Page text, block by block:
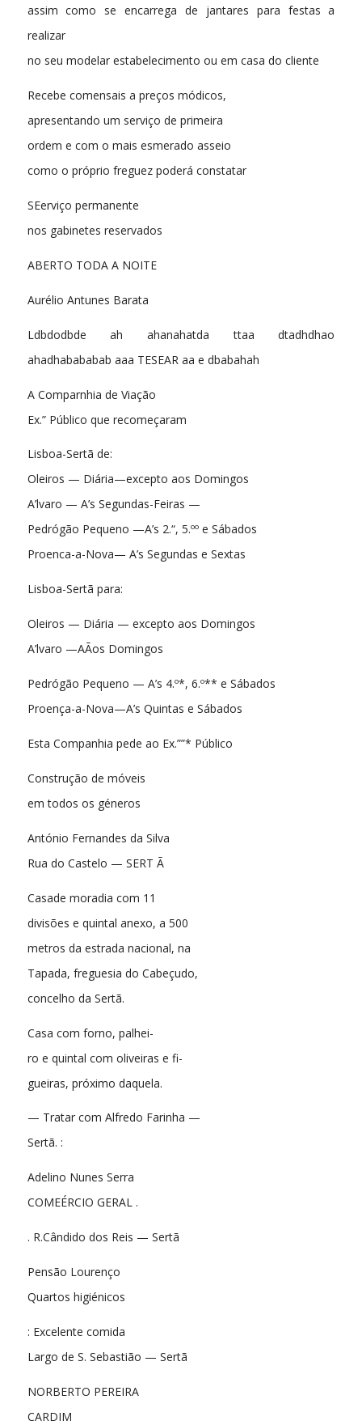
assim como se encarrega de jantares para festas a
realizar
no seu modelar estabelecimento ou em casa do cliente
Recebe comensais a preços módicos,
apresentando um serviço de primeira
ordem e com o mais esmerado asseio
como o próprio freguez poderá constatar
SEerviço permanente
nos gabinetes reservados
ABERTO TODA A NOITE
Aurélio Antunes Barata
Ldbdodbde ah ahanahatda ttaa dtadhdhao
ahadhabababab aaa TESEAR aa e dbabahah
A Comparnhia de Viação
Ex.” Público que recomeçaram
Lisboa-Sertã de:
Oleiros — Diária—excepto aos Domingos
A’lvaro — A’s Segundas-Feiras —
Pedrógão Pequeno —A’s 2.“, 5.ºº e Sábados
Proenca-a-Nova— A’s Segundas e Sextas
Lisboa-Sertã para:
Oleiros — Diária — excepto aos Domingos
A’lvaro —AÃos Domingos
Pedrógão Pequeno — A’s 4.º*, 6.º** e Sábados
Proença-a-Nova—A’s Quintas e Sábados
Esta Companhia pede ao Ex.””* Público
Construção de móveis
em todos os géneros
António Fernandes da Silva
Rua do Castelo — SERT Ã
Casade moradia com 11
divisões e quintal anexo, a 500
metros da estrada nacional, na
Tapada, freguesia do Cabeçudo,
concelho da Sertã.
Casa com forno, palhei-
ro e quintal com oliveiras e fi-
gueiras, próximo daquela.
— Tratar com Alfredo Farinha —
Sertã. :
Adelino Nunes Serra
COMEÉRCIO GERAL .
. R.Cândido dos Reis — Sertã
Pensão Lourenço
Quartos higiénicos
: Excelente comida
Largo de S. Sebastião — Sertã
NORBERTO PEREIRA
CARDIM